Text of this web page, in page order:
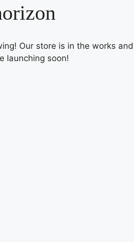
Our store is in the works and
launching soon!